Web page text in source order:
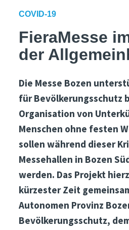
COVID-19
FieraMesse
der
Die Messe Bozen
für Bevölkerungsschutz
Organisation von
Menschen ohne festen
sollen während dieser
Messehallen in Bozen
werden. Das Projekt
kürzester Zeit
Autonomen Provinz
Bevölkerungsschutz,